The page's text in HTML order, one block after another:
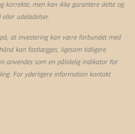
korrekte, men kan ikke garantere dette og
udeladelser.
at investering kan være forbundet med
kan fastlægges, ligesom tidligere
anvendes som en pålidelig indikator for
For yderligere information kontakt